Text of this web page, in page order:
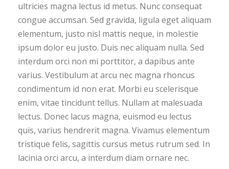
ultricies magna lectus id metus. Nunc consequat
congue accumsan. Sed gravida, ligula eget aliquam
elementum, justo nisl mattis neque, in molestie
ipsum dolor eu justo. Duis nec aliquam nulla. Sed
interdum orci non mi porttitor, a dapibus ante
varius. Vestibulum at arcu nec magna rhoncus
condimentum id non erat. Morbi eu scelerisque
enim, vitae tincidunt tellus. Nullam at malesuada
lectus. Donec lacus magna, euismod eu lectus
quis, varius hendrerit magna. Vivamus elementum
tristique felis, sagittis cursus metus rutrum sed. In
lacinia orci arcu, a interdum diam ornare nec.